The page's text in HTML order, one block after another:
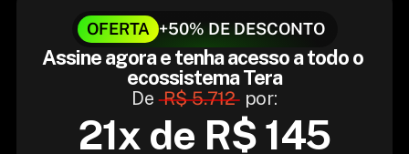
OFERTA +50% DE DESCONTO
Assine agora e tenha acesso a todo o
ecossistema Tera
De R$ 5.712 por:
21x de R$ 145